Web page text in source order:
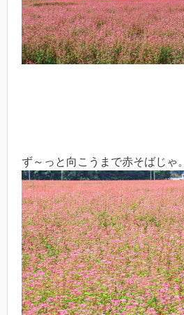
ず～っと向こうまで赤そばじゃ。